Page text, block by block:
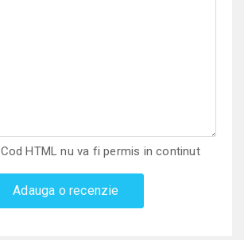
Cod HTML nu va fi permis in continut
Adauga o recenzie